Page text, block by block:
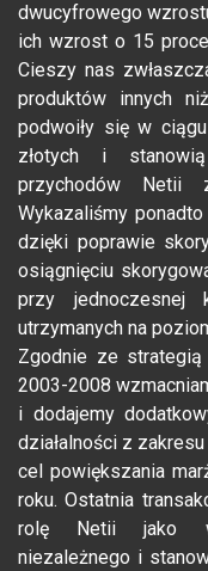
dwucyfrowego
ich wzrost o 15
Cieszy nas
produktów innych
podwoiły się w
złotych i
przychodów Netii z
Wykazaliśmy
dzięki poprawie
osiągnięciu
przy jednoczesnej
utrzymanych na
Zgodnie ze
2003-2008
i dodajemy
działalności z
cel powiększania
roku. Ostatnia
rolę Netii jako
niezależnego i